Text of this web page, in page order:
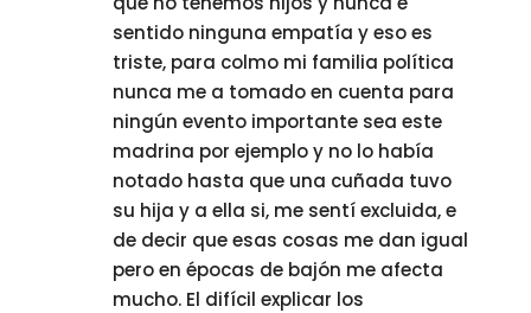
sentido ninguna empatía y eso es
triste, para colmo mi familia política
nunca me a tomado en cuenta para
ningún evento importante sea este
madrina por ejemplo y no lo había
notado hasta que una cuñada tuvo
su hija y a ella si, me sentí excluida, e
de decir que esas cosas me dan igual
pero en épocas de bajón me afecta
mucho. El difícil explicar los